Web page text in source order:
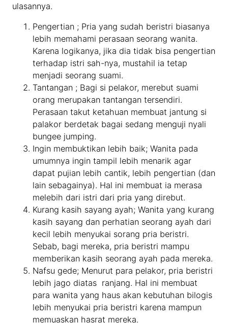
ulasannya.
Pengertian ; Pria yang sudah beristri biasanya
lebih memahami perasaan seorang wanita.
Karena logikanya, jika dia tidak bisa pengertian
terhadap istri sah-nya, mustahil ia tetap
menjadi seorang suami.
Tantangan ; Bagi si pelakor, merebut suami
orang merupakan tantangan tersendiri.
Perasaan takut ketahuan membuat jantung si
palakor berdetak bagai sedang menguji nyali
bungee jumping.
Ingin membuktikan lebih baik; Wanita pada
umumnya ingin tampil lebih menarik agar
dapat pujian lebih cantik, lebih pengertian (dan
lain sebagainya). Hal ini membuat ia merasa
melebih dari istri dari pria yang direbut.
Kurang kasih sayang ayah; Wanita yang kurang
kasih sayang dan perhatian seorang ayah dari
kecil lebih menyukai sorang pria beristri.
Sebab, bagi mereka, pria beristri mampu
memberikan kasih seorang ayah pada mereka.
Nafsu gede; Menurut para pelakor, pria beristri
lebih jago diatas ranjang. Hal ini membuat
para wanita yang haus akan kebutuhan bilogis
lebih menyukai pria beristri karena mampun
memuaskan hasrat mereka.